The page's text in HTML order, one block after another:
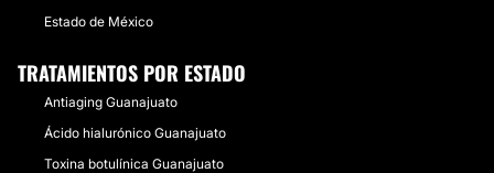
Estado de México
TRATAMIENTOS POR ESTADO
Antiaging Guanajuato
Ácido hialurónico Guanajuato
Toxina botulínica Guanajuato